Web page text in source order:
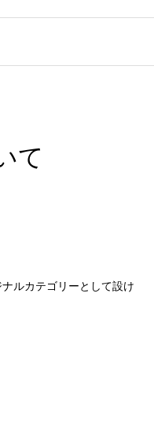
て
ルカテゴリーとして設け